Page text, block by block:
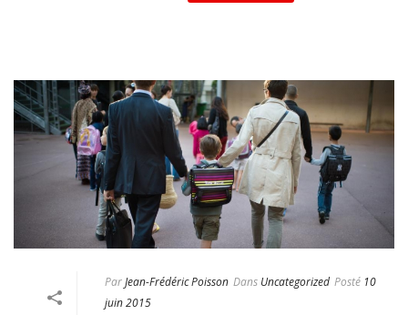
ParJean-Frédéric Poisson Dans Uncategorized Posté 10
juin 2015